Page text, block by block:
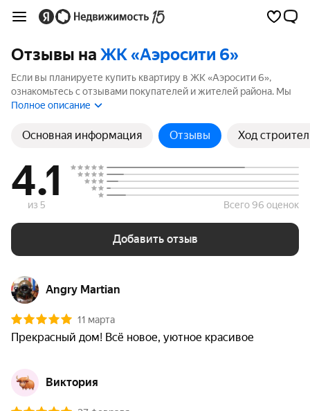
Отзывы на ЖК «Аэросити 6»
Если вы планируете купить квартиру в ЖК «Аэросити 6»,
ознакомьтесь с отзывами покупателей и жителей района. Мы
рассчитали рейтинг на основе 20 отзывов, чтобы помочь вам
Полное описание
Основная информация Отзывы Ход
4.1
из 5 Всего 96 оценок
Добавить отзыв
Angry Martian
11 марта
Прекрасный дом! Всё новое, уютное красивое
Виктория